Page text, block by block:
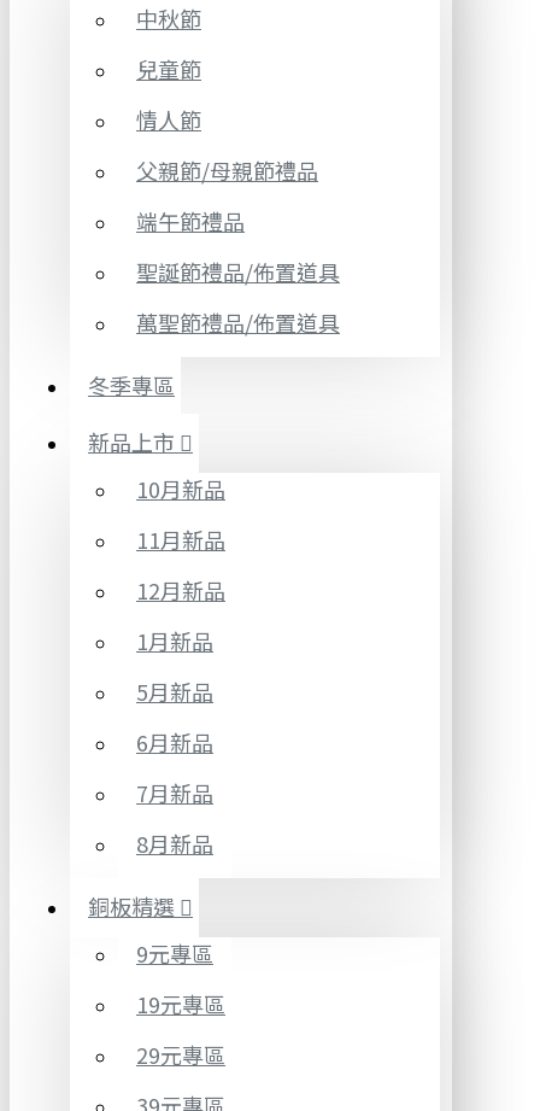
中秋節
兒童節
情人節
父親節/母親節禮品
端午節禮品
聖誕節禮品/佈置道具
萬聖節禮品/佈置道具
冬季專區
新品上市
10月新品
11月新品
12月新品
1月新品
5月新品
6月新品
7月新品
8月新品
銅板精選
9元專區
19元專區
29元專區